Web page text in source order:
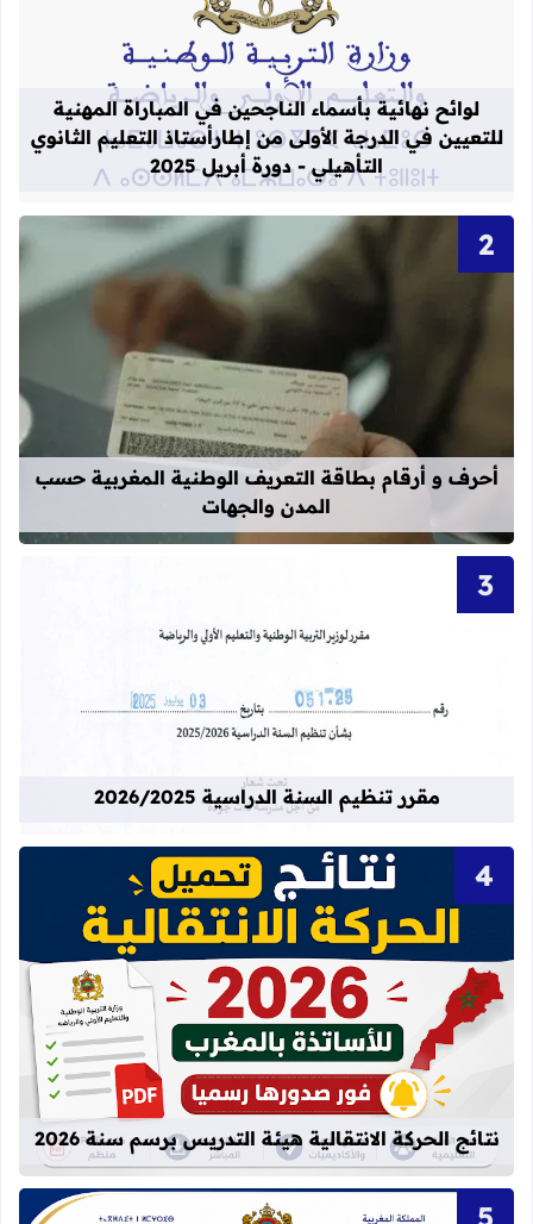
قراءة المزيد عن لوائح نهائية بأسماء
لوائح نهائية بأسماء الناجحين في المباراة المهنية
للتعيين في الدرجة الأولى من إطارأستاذ التعليم الثانوي
التأهيلي - دورة أبريل 2025
قراءة المزيد عن أحرف و أرقام
أحرف و أرقام بطاقة التعريف الوطنية المغربية حسب
المدن والجهات
قراءة المزيد عن مقرر تنظيم السنة الدراسية
مقرر تنظيم السنة الدراسية 2026/2025
قراءة المزيد عن نتائج الحركة
نتائج الحركة الانتقالية هيئة التدريس برسم سنة 2026